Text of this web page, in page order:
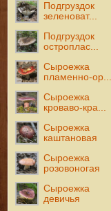
Подгруздок
зеленоват...
Подгруздок
остроплас...
Сыроежка
пламенно-ор...
Сыроежка
кроваво-кра...
Сыроежка
каштановая
Сыроежка
розовоногая
Сыроежка
девичья